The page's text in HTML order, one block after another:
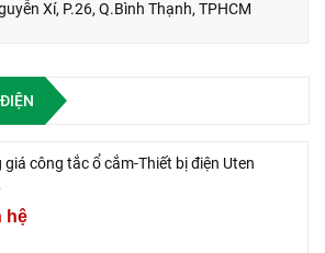
Xí, P.26, Q.Bình Thạnh, TPHCM
giá công tắc ổ cắm-Thiết bị điện Uten
hệ